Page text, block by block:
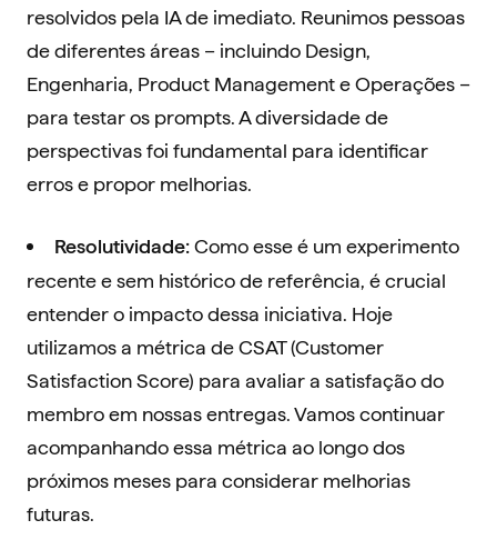
resolvidos pela IA de imediato. Reunimos pessoas
de diferentes áreas – incluindo Design,
Engenharia, Product Management e Operações –
para testar os prompts. A diversidade de
perspectivas foi fundamental para identificar
erros e propor melhorias.
Resolutividade: Como esse é um experimento
recente e sem histórico de referência, é crucial
entender o impacto dessa iniciativa. Hoje
utilizamos a métrica de CSAT (Customer
Satisfaction Score) para avaliar a satisfação do
membro em nossas entregas. Vamos continuar
acompanhando essa métrica ao longo dos
próximos meses para considerar melhorias
futuras.